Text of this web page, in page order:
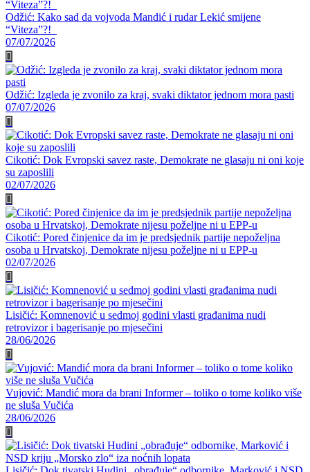
Odžić: Kako sad da vojvoda Mandić i rudar Lekić smijene
“Viteza”?!
07/07/2026
Odžić: Izgleda je zvonilo za kraj, svaki diktator jednom mora pasti
07/07/2026
Cikotić: Dok Evropski savez raste, Demokrate ne glasaju ni oni koje
su zaposlili
02/07/2026
Cikotić: Pored činjenice da im je predsjednik partije nepoželjna
osoba u Hrvatskoj, Demokrate nijesu poželjne ni u EPP-u
02/07/2026
Lisičić: Komnenović u sedmoj godini vlasti građanima nudi
retrovizor i bagerisanje po mjesečini
28/06/2026
Vujović: Mandić mora da brani Informer – toliko o tome koliko više
ne sluša Vučića
28/06/2026